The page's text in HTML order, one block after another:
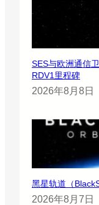
SES与欧洲通信
RDV1里程碑
2026年8月8日
黑星轨道（
2026年8月7日